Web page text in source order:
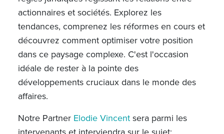
actionnaires et sociétés. Explorez les
tendances, comprenez les réformes en cours et
découvrez comment optimiser votre position
dans ce paysage complexe. C'est l'occasion
idéale de rester à la pointe des
développements cruciaux dans le monde des
affaires.
Notre Partner Elodie Vincentsera parmi les